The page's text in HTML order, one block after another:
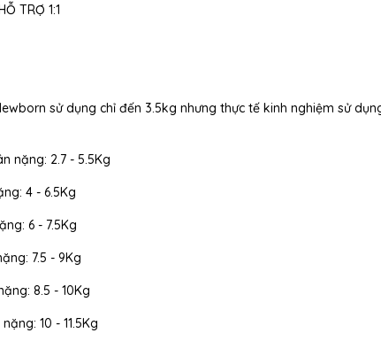
TRỢ 1:1
sử dụng chỉ đến 3.5kg nhưng thực tế kinh nghiệm sử
nặng: 2.7 - 5.5Kg
4 - 6.5Kg
6 - 7.5Kg
7.5 - 9Kg
8.5 - 10Kg
10 - 11.5Kg